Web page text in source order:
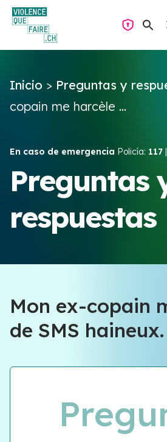
Preguntas y respuestas
Violencia de pareja
Recursos y campañas
Navegación privada
Inicio > Preguntas y
copain me harcèle ...
En caso de emergencia Policía: 117
Preguntas y
respuestas
Mon ex-copain
de SMS haineux.